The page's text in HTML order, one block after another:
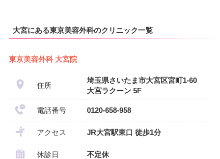
大宮にある東京美容外科のクリニック一覧
東京美容外科 大宮院
住所
埼玉県さいたま市大宮区宮町1-60
大宮ラクーン 5F
電話番号 0120-658-958
アクセス JR大宮駅東口 徒歩1分
休診日 不定休